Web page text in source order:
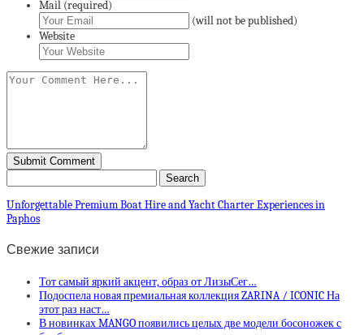
Mail (required)
(will not be published)
Website
Unforgettable Premium Boat Hire and Yacht Charter Experiences in
Paphos
Свежие записи
Тот самый яркий акцент, образ от ЛизыСег…
Подоспела новая премиальная коллекция ZARINA / ICONIC На
этот раз наст…
В новинках MANGO появились целых две модели босоножек с